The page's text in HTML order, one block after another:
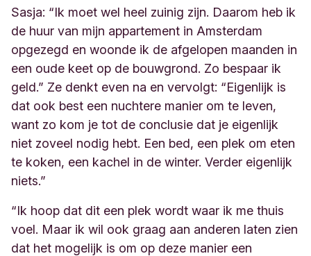
Sasja: “Ik moet wel heel zuinig zijn. Daarom heb ik
de huur van mijn appartement in Amsterdam
opgezegd en woonde ik de afgelopen maanden in
een oude keet op de bouwgrond. Zo bespaar ik
geld.” Ze denkt even na en vervolgt: “Eigenlijk is
dat ook best een nuchtere manier om te leven,
want zo kom je tot de conclusie dat je eigenlijk
niet zoveel nodig hebt. Een bed, een plek om eten
te koken, een kachel in de winter. Verder eigenlijk
niets.”
“Ik hoop dat dit een plek wordt waar ik me thuis
voel. Maar ik wil ook graag aan anderen laten zien
dat het mogelijk is om op deze manier een